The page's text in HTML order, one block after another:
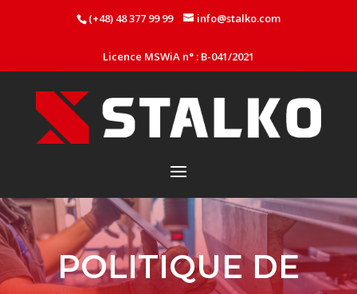
(+48) 48 377 99 99 info@stalko.com
Licence MSWiA n° : B-041/2021
POLITIQUE DE